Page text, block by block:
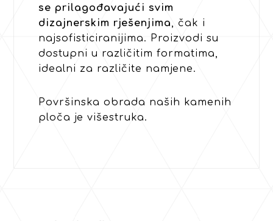
se prilagođavajući svim
dizajnerskim rješenjima, čak i
najsofisticiranijima. Proizvodi su
dostupni u različitim formatima,
idealni za različite namjene.
Površinska obrada naših kamenih
ploča je višestruka.